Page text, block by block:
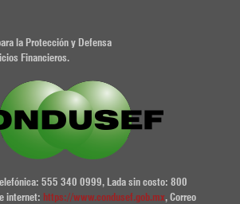
la Protección y Defensa
Financieros.
555 340 0999, Lada sin costo: 800
internet: https://www.condusef.gob.mx, Correo